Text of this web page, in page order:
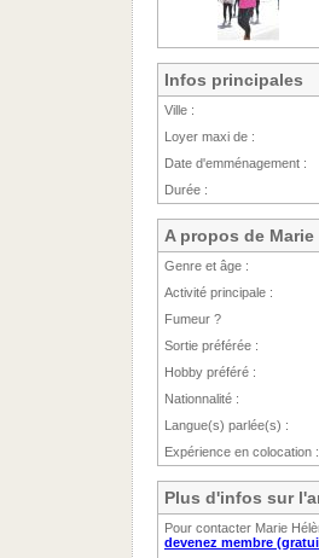
Infos principales
Ville :
Loyer maxi de :
Date d'emménagement :
Durée :
A propos de Marie
Genre et âge :
Activité principale :
Fumeur ?
Sortie préférée :
Hobby préféré :
Nationnalité :
Langue(s) parlée(s) :
Expérience en colocation :
Plus d'infos sur
Pour contacter Marie
devenez membre